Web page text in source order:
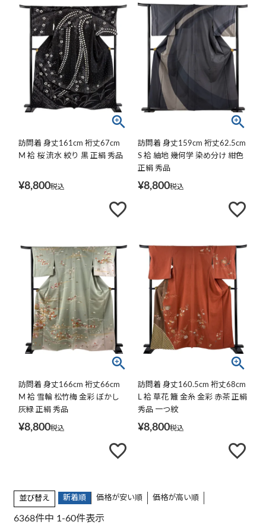
訪問着 身丈161cm 裄丈67cm
M 袷 桜 流水 絞り 黒 正絹 秀品
¥8,800税込
訪問着 身丈159cm 裄丈62.5cm
S 袷 紬地 幾何学 染め分け 紺色
正絹 秀品
¥8,800税込
訪問着 身丈166cm 裄丈66cm
M 袷 雪輪 松竹梅 金彩 ぼかし
灰緑 正絹 秀品
¥8,800税込
訪問着 身丈160.5cm 裄丈68cm
L 袷 草花 籬 金糸 金彩 赤茶 正絹
秀品 一つ紋
¥8,800税込
並び替え 新着順 価格が安い順 価格が高い順
6368件中 1-60件表示